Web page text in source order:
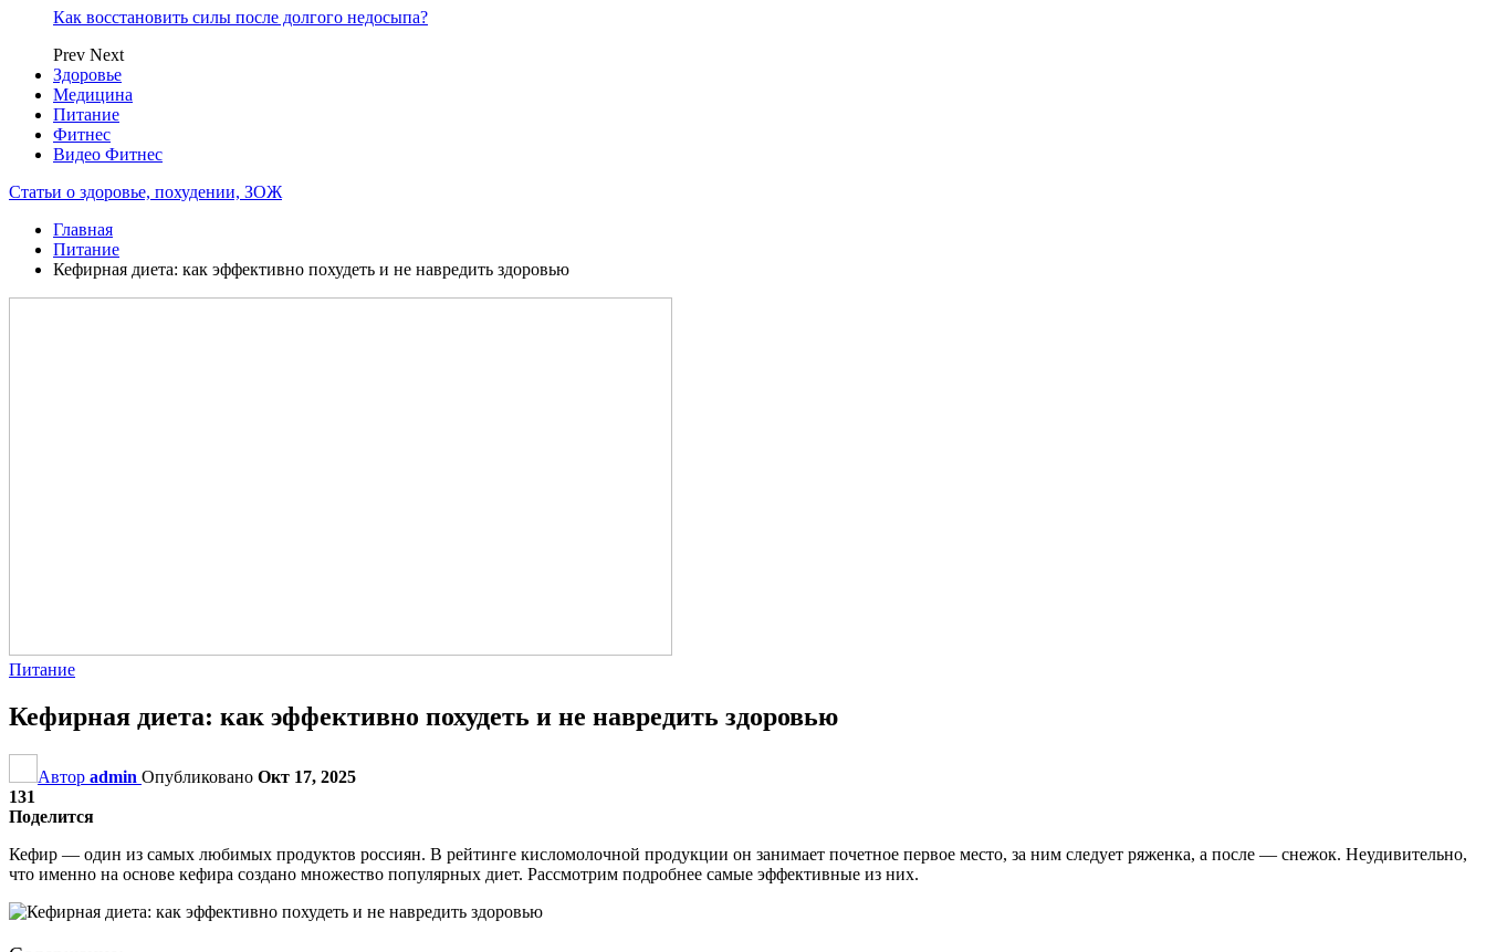
Как восстановить силы после долгого недосыпа?
Prev Next
Здоровье
Медицина
Питание
Фитнес
Видео Фитнес
Статьи о здоровье, похудении, ЗОЖ
Главная
Питание
Кефирная диета: как эффективно похудеть и не навредить здоровью
Питание
Кефирная диета: как эффективно похудеть и не навредить здоровью
Автор admin Опубликовано Окт 17, 2025
131
Поделится
Кефир — один из самых любимых продуктов россиян. В рейтинге кисломолочной продукции он занимает почетное первое место, за ним следует ряженка, а после — снежок. Неудивительно,
что именно на основе кефира создано множество популярных диет. Рассмотрим подробнее самые эффективные из них.